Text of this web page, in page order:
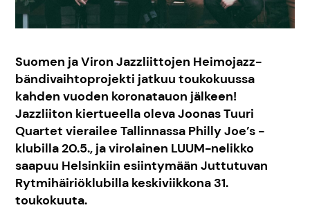
Suomen ja Viron Jazzliittojen Heimojazz-
bändivaihtoprojekti jatkuu toukokuussa
kahden vuoden koronatauon jälkeen!
Jazzliiton kiertueella oleva Joonas Tuuri
Quartet vierailee Tallinnassa Philly Joe’s -
klubilla 20.5., ja virolainen LUUM-nelikko
saapuu Helsinkiin esiintymään Juttutuvan
Rytmihäiriöklubilla keskiviikkona 31.
toukokuuta.